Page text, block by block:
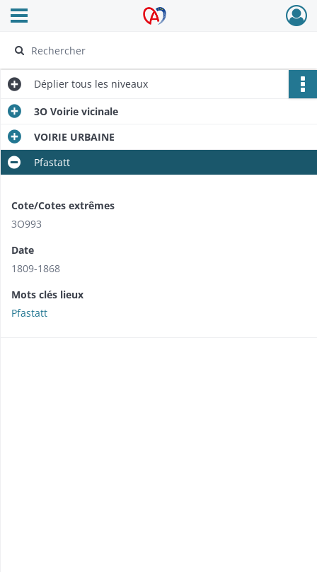
Archives Alsace - Colmar
Ouvrir le menu déroulant
Déplier tous les niveaux
3O Voirie vicinale
VOIRIE URBAINE
Pfastatt
Cote/Cotes extrêmes
3O993
Date
1809-1868
Mots clés lieux
Pfastatt